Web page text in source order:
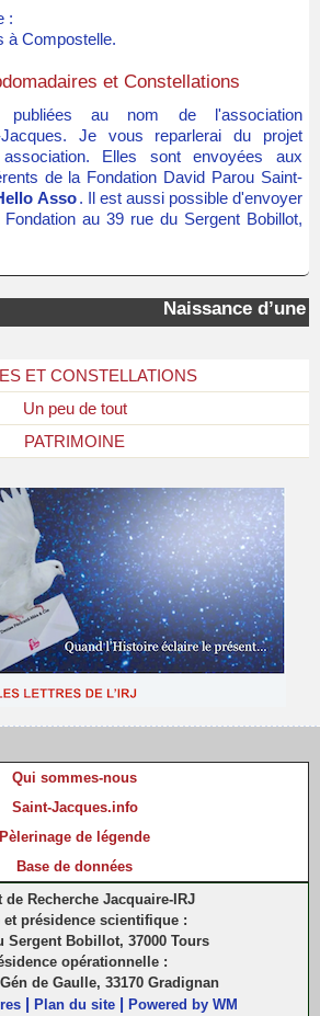
ET CONSTELLATIONS
Un peu de tout
PATRIMOINE
:
à Compostelle.
et Constellations
Jacques. Je vous reparlerai du projet
Elles sont envoyées aux
de la Fondation David Parou Saint-
Asso . Il est aussi possible d'envoyer
au 39 rue du Sergent Bobillot,
Naissance d’une
Qui sommes-nous
Saint-Jacques.info
Pèlerinage de légende
Base de données
de Recherche Jacquaire-IRJ
et présidence scientifique :
Sergent Bobillot, 37000 Tours
opérationnelle :
de Gaulle, 33170 Gradignan
| Plan du site | Powered by WM